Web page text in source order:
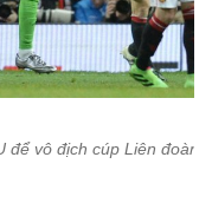
để vô địch cúp Liên đoàn